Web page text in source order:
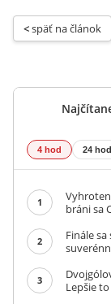
< späť na článok
4 hod 24 hod
1
bráni sa
2
Finále
3
Lepšie